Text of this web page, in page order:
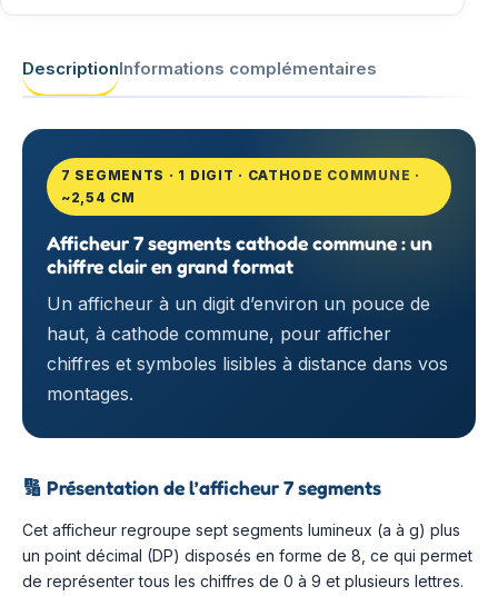
DescriptionInformations complémentaires
7 SEGMENTS · 1 DIGIT · CATHODE COMMUNE ·
~2,54 CM
Afficheur 7 segments cathode commune : un
chiffre clair en grand format
Un afficheur à un digit d’environ un pouce de
haut, à cathode commune, pour afficher
chiffres et symboles lisibles à distance dans vos
montages.
🔢 Présentation de l’afficheur 7 segments
Cet afficheur regroupe sept segments lumineux (a à g) plus
un point décimal (DP) disposés en forme de 8, ce qui permet
de représenter tous les chiffres de 0 à 9 et plusieurs lettres.